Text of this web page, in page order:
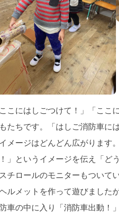
こにはしごつけて！」「ここ
たちです。「はしご消防車に
メージはどんどん広がります
」というイメージを伝え「ど
チロールのモニターもついて
ルメットを作って遊びました
車の中に入り「消防車出動！